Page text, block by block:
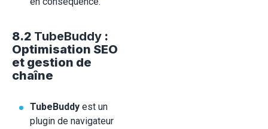
8.2 TubeBuddy :
Optimisation SEO
et gestion de
chaîne
TubeBuddy est un
plugin de navigateur